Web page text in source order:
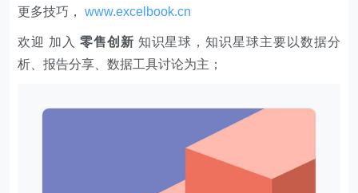
更多技巧，www.excelbook.cn
欢迎 加入 零售创新 知识星球，知识星球主要以数据分
析、报告分享、数据工具讨论为主；